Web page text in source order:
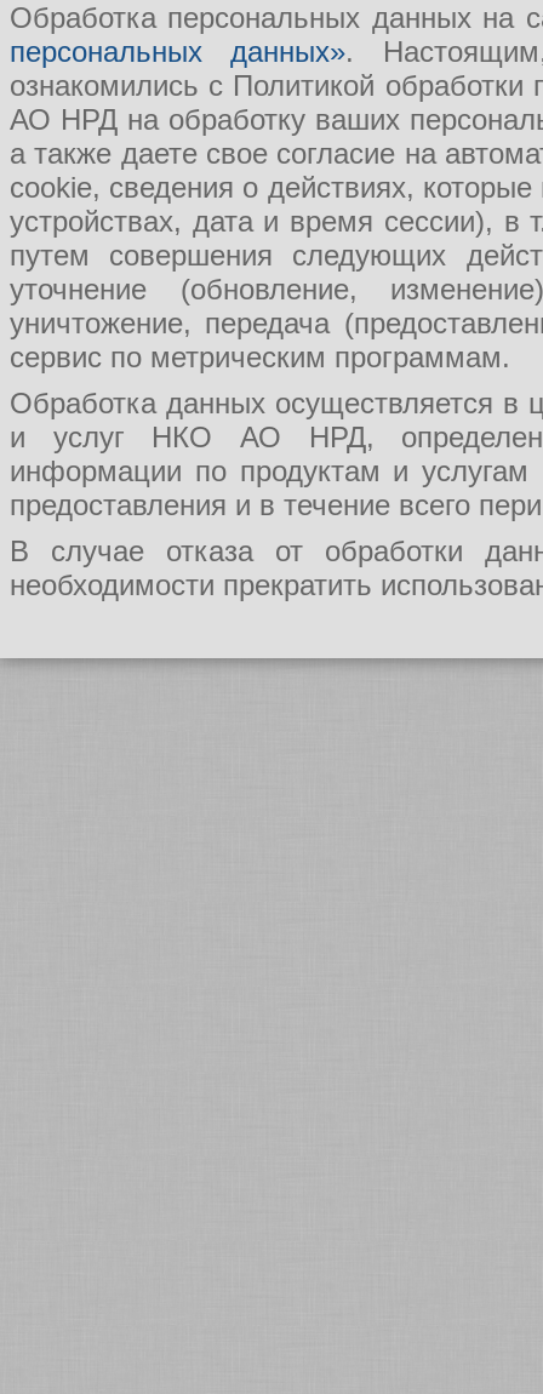
Обработка персональных данных на
персональных данных».
ознакомились с Политикой
АО НРД на обработку ваших
а также даете свое согласие на
cookie, сведения о действиях,
устройствах, дата и время сессии), в
путем совершения следующих
уточнение (обновление,
уничтожение, передача
сервис по метрическим программам.
Обработка данных осуществляется в
и услуг НКО АО НРД, определения
информации по продуктам и
предоставления и в течение всего
В случае отказа от обработки
необходимости прекратить